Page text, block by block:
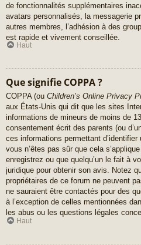
de fonctionnalités supplémentaires
avatars personnalisés, la messagerie
autres membres, l’adhésion à des
est rapide et vivement conseillée.
Haut
Que signifie COPPA ?
COPPA (ou Children’s Online Privacy
aux États-Unis qui dit que les sites
informations de mineurs de moins de
consentement écrit des parents (ou
ces informations permettant
vous n’êtes pas sûr que cela
enregistrez ou que quelqu’un le fait à
juridique pour obtenir son avis. Notez
propriétaires de ce forum ne peuvent
ne sauraient être contactés pour des
à l’exception de celles mentionnées
les abus ou les questions légales
Haut